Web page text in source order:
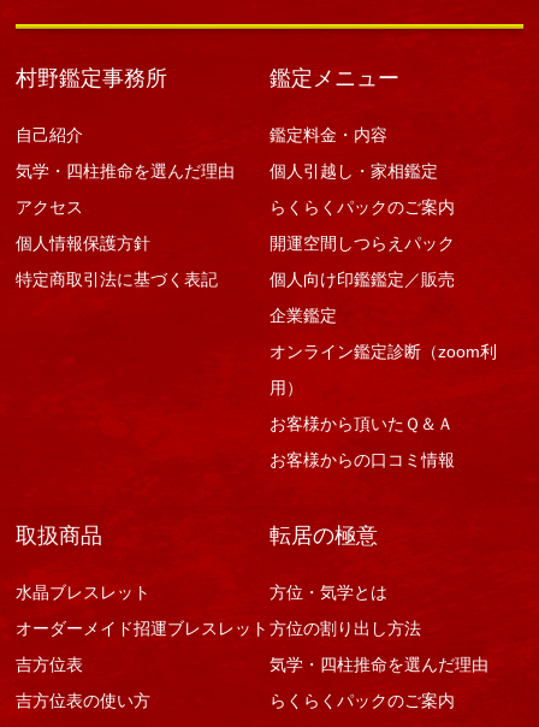
村野鑑定事務所
自己紹介
気学・四柱推命を選んだ理由
アクセス
個人情報保護方針
特定商取引法に基づく表記
鑑定メニュー
鑑定料金・内容
個人引越し・家相鑑定
らくらくパックのご案内
開運空間しつらえパック
個人向け印鑑鑑定／販売
企業鑑定
オンライン鑑定診断（zoom利
用）
お客様から頂いたＱ＆Ａ
お客様からの口コミ情報
取扱商品
水晶ブレスレット
オーダーメイド招運ブレスレット
吉方位表
吉方位表の使い方
転居の極意
方位・気学とは
方位の割り出し方法
気学・四柱推命を選んだ理由
らくらくパックのご案内